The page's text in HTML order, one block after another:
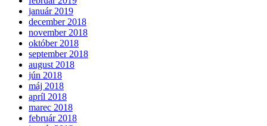
január 2019
december 2018
november 2018
október 2018
september 2018
august 2018
jún 2018
máj 2018
apríl 2018
marec 2018
február 2018